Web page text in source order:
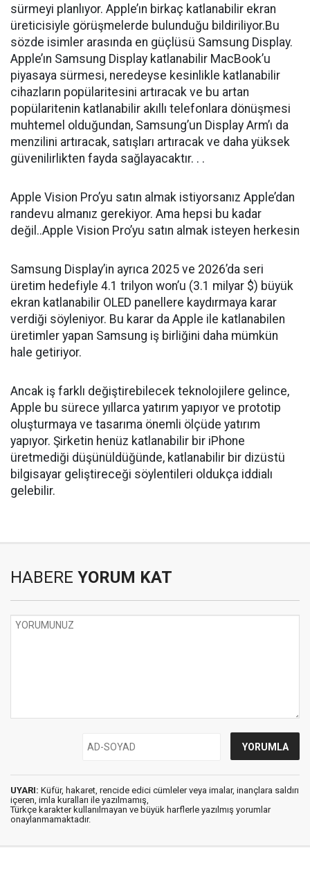
sürmeyi planlıyor. Apple’ın birkaç katlanabilir ekran
üreticisiyle görüşmelerde bulunduğu bildiriliyor.Bu
sözde isimler arasında en güçlüsü Samsung Display.
Apple’ın Samsung Display katlanabilir MacBook’u
piyasaya sürmesi, neredeyse kesinlikle katlanabilir
cihazların popülaritesini artıracak ve bu artan
popülaritenin katlanabilir akıllı telefonlara dönüşmesi
muhtemel olduğundan, Samsung’un Display Arm’ı da
menzilini artıracak, satışları artıracak ve daha yüksek
güvenilirlikten fayda sağlayacaktır. . .
Apple Vision Pro’yu satın almak istiyorsanız Apple’dan
randevu almanız gerekiyor. Ama hepsi bu kadar
değil..Apple Vision Pro’yu satın almak isteyen herkesin
Samsung Display’in ayrıca 2025 ve 2026’da seri
üretim hedefiyle 4.1 trilyon won’u (3.1 milyar $) büyük
ekran katlanabilir OLED panellere kaydırmaya karar
verdiği söyleniyor. Bu karar da Apple ile katlanabilen
üretimler yapan Samsung iş birliğini daha mümkün
hale getiriyor.
Ancak iş farklı değiştirebilecek teknolojilere gelince,
Apple bu sürece yıllarca yatırım yapıyor ve prototip
oluşturmaya ve tasarıma önemli ölçüde yatırım
yapıyor. Şirketin henüz katlanabilir bir iPhone
üretmediği düşünüldüğünde, katlanabilir bir dizüstü
bilgisayar geliştireceği söylentileri oldukça iddialı
gelebilir.
HABERE YORUM KAT
UYARI: Küfür, hakaret, rencide edici cümleler veya imalar, inançlara saldırı
içeren, imla kuralları ile yazılmamış,
Türkçe karakter kullanılmayan ve büyük harflerle yazılmış yorumlar
onaylanmamaktadır.